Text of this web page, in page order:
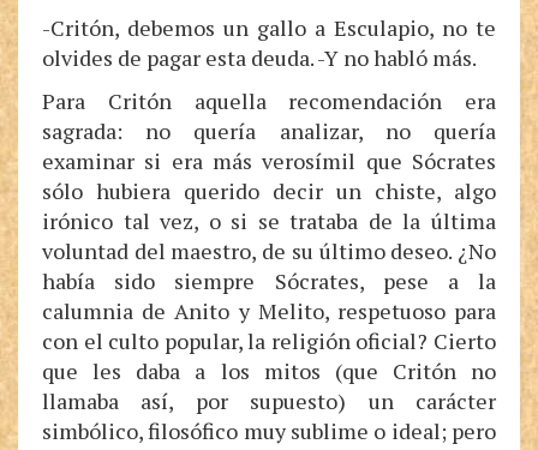
-Critón, debemos un gallo a Esculapio, no te
olvides de pagar esta deuda. -Y no habló más.
Para Critón aquella recomendación era
sagrada: no quería analizar, no quería
examinar si era más verosímil que Sócrates
sólo hubiera querido decir un chiste, algo
irónico tal vez, o si se trataba de la última
voluntad del maestro, de su último deseo. ¿No
había sido siempre Sócrates, pese a la
calumnia de Anito y Melito, respetuoso para
con el culto popular, la religión oficial? Cierto
que les daba a los mitos (que Critón no
llamaba así, por supuesto) un carácter
simbólico, filosófico muy sublime o ideal; pero